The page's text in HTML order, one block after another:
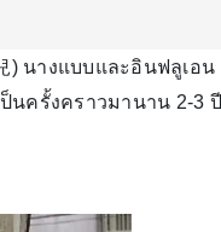
) นางแบบและอินฟลูเอน
นครั้งคราวมานาน 2-3 ปี